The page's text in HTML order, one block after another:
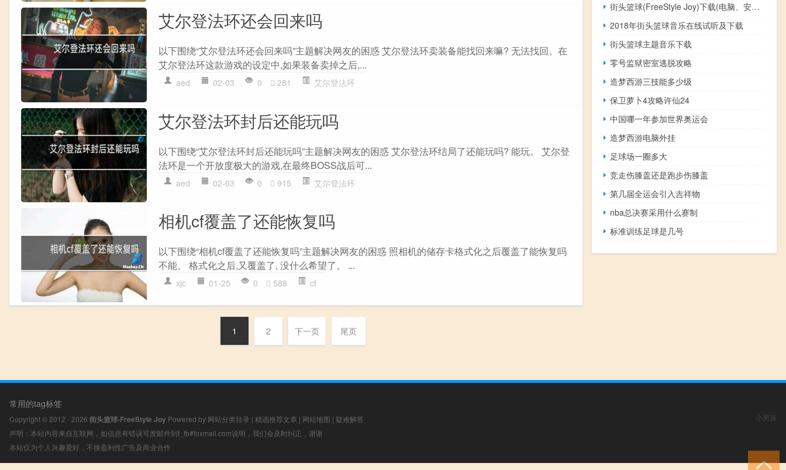
艾尔登法环还会回来吗
以下围绕“艾尔登法环还会回来吗”主题解决网友的困惑 艾尔登法环卖装备能找回来嘛? 无法找回。在
艾尔登法环这款游戏的设定中,如果装备卖掉之后,...
aed 02-03 0 281 艾尔登法环
艾尔登法环封后还能玩吗
以下围绕“艾尔登法环封后还能玩吗”主题解决网友的困惑 艾尔登法环结局了还能玩吗? 能玩。 艾尔登
法环是一个开放度极大的游戏,在最终BOSS战后可...
aed 02-03 0 915 艾尔登法环
相机cf覆盖了还能恢复吗
以下围绕“相机cf覆盖了还能恢复吗”主题解决网友的困惑 照相机的储存卡格式化之后覆盖了能恢复吗
不能。 格式化之后,又覆盖了, 没什么希望了。 ...
xjc 01-25 0 588 cf
1 2 下一页 尾页
街头篮球(FreeStyle Joy)下载(电脑、安卓和IOS所有版本)
2018年街头篮球音乐在线试听及下载
街头篮球主题音乐下载
零号监狱密室逃脱攻略
造梦西游三技能多少级
保卫萝卜4攻略许仙24
中国哪一年参加世界奥运会
造梦西游电脑外挂
足球场一圈多大
竞走伤膝盖还是跑步伤膝盖
第几届全运会引入吉祥物
nba总决赛采用什么赛制
标准训练足球是几号
常用的tag标签
Copyright © 2012 - 2026 街头篮球-FreeStyle Joy Powered by 网站分类目录 | 精选推荐文章 | 网站地图 | 疑难解答
声明：本站内容来自互联网，如信息有错误可发邮件到f_fb#foxmail.com说明，我们会及时纠正，谢谢
本站仅为个人兴趣爱好，不接盈利性广告及商业合作
小男孩